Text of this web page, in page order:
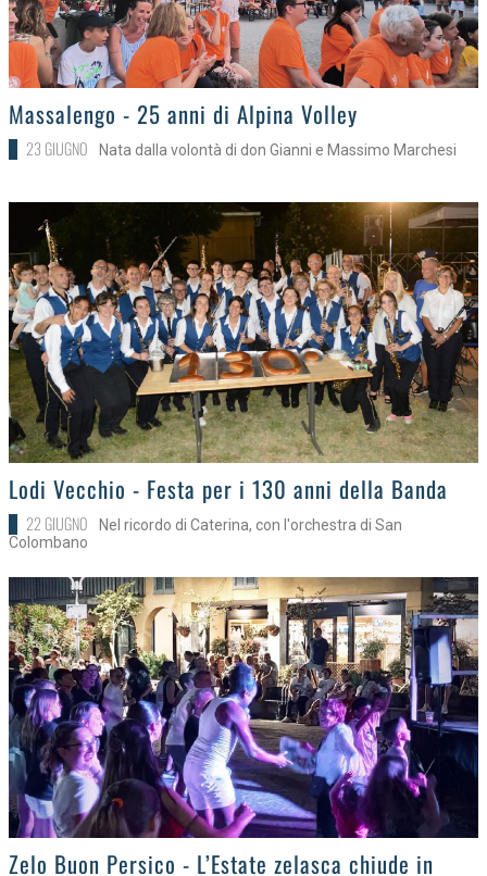
>Massalengo - 25 anni di Alpina Volley
23 GIUGNO Nata dalla volontà di don Gianni e Massimo Marchesi
>Lodi Vecchio - Festa per i 130 anni della Banda
22 GIUGNO
Nel ricordo di Caterina, con l'orchestra di San
Colombano
>
Zelo Buon Persico - L’Estate zelasca chiude in